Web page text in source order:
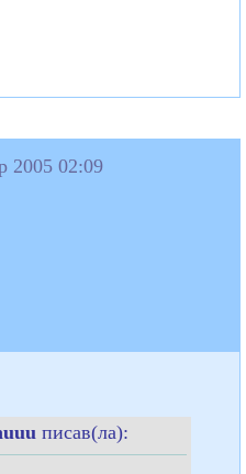
2005 02:09
писав(ла):